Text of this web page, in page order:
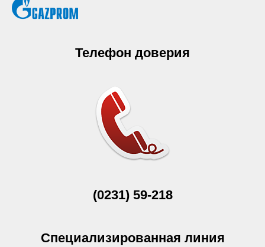
Телефон доверия
(0231) 59-218
Специализированная линия